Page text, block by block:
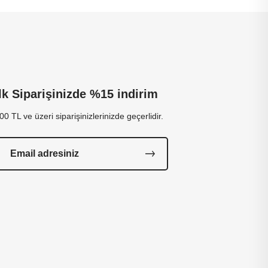
Siparişinizde %15 indirim
TL ve üzeri siparişinizlerinizde geçerlidir.